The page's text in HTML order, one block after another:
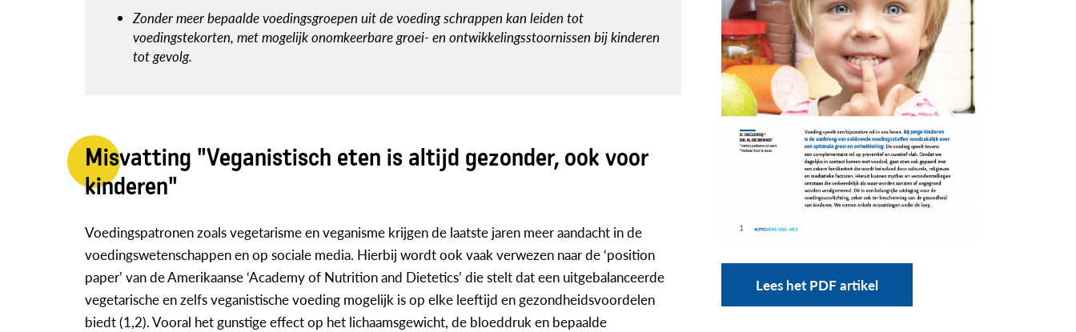
Zonder meer bepaalde voedingsgroepen uit de voeding schrappen kan leiden tot
voedingstekorten, met mogelijk onomkeerbare groei- en ontwikkelingsstoornissen bij kinderen
tot gevolg.
Misvatting "Veganistisch eten is altijd gezonder, ook voor
kinderen"
Voedingspatronen zoals vegetarisme en veganisme krijgen de laatste jaren meer aandacht in de
voedingswetenschappen en op sociale media. Hierbij wordt ook vaak verwezen naar de ‘position
paper’ van de Amerikaanse ‘Academy of Nutrition and Dietetics’ die stelt dat een uitgebalanceerde
vegetarische en zelfs veganistische voeding mogelijk is op elke leeftijd en gezondheidsvoordelen
biedt (1,2). Vooral het gunstige effect op het lichaamsgewicht, de bloeddruk en bepaalde
Lees het PDF artikel